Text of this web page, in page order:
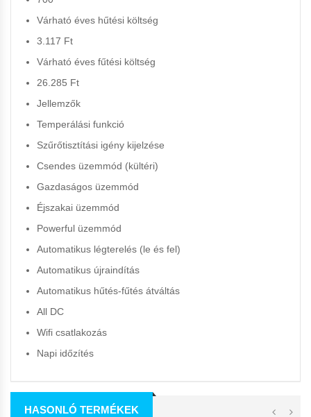
Várható éves hűtési költség
3.117 Ft
Várható éves fűtési költség
26.285 Ft
Jellemzők
Temperálási funkció
Szűrőtisztítási igény kijelzése
Csendes üzemmód (kültéri)
Gazdaságos üzemmód
Éjszakai üzemmód
Powerful üzemmód
Automatikus légterelés (le és fel)
Automatikus újraindítás
Automatikus hűtés-fűtés átváltás
All DC
Wifi csatlakozás
Napi időzítés
HASONLÓ TERMÉKEK